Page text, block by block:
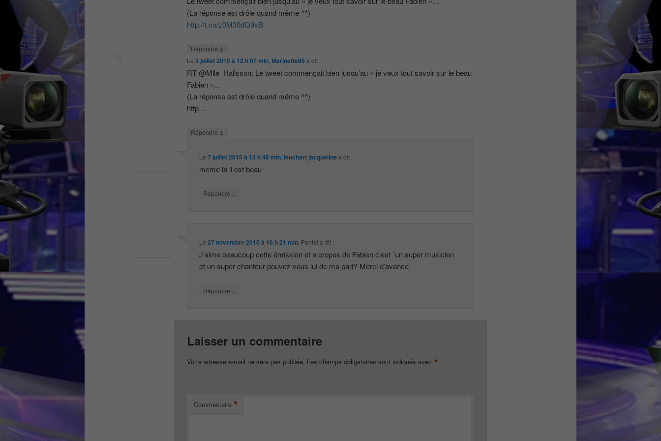
(La réponse est drôle quand même ^^)
http://t.co/z0M30dQ9sB
Répondre ↓
Le 3 juillet 2015 à 12 h 07 min, Marinette99 a dit :
RT @Mlle_Halisson: Le tweet commençait bien jusqu’au « je veux tout savoir sur le beau
Fabien »…
(La réponse est drôle quand même ^^)
http…
Répondre ↓
Le7 juillet 2015 à 13 h 48 min leuchart jacqueline a dit :
meme la il est beau
Répondre ↓
Le27 novembre 2015 à 16 h 21 min Pontal a dit :
J’aime beaucoup cette émission et a propos de Fabien c’est ´un super musicien
et un super chanteur pouvez vous lui de ma part? Merci d’avance
Répondre ↓
Laisser un commentaire
Votre adresse e-mail ne sera pas publiée. Les champs obligatoires sont indiqués avec *
Commentaire *